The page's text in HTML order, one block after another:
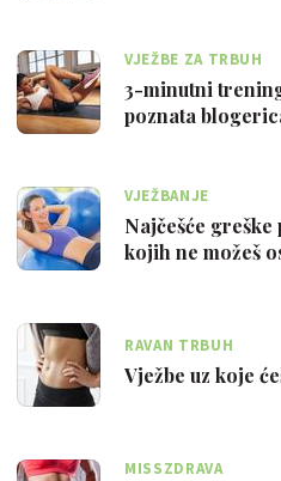
VJEŽBE ZA TRBUH
3-minutni
poznata
VJEŽBANJE
Najčešće
kojih ne možeš
RAVAN TRBUH
Vježbe uz koje
MISSZDRAVA